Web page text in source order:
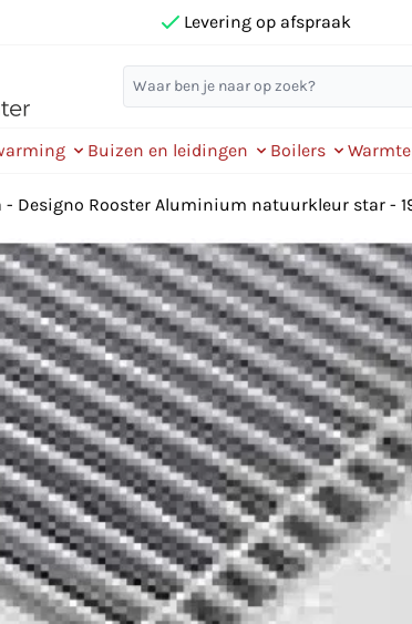
Levering op afspraak
Buizen en leidingen Boilers
- Designo Rooster Aluminium natuurkleur star -